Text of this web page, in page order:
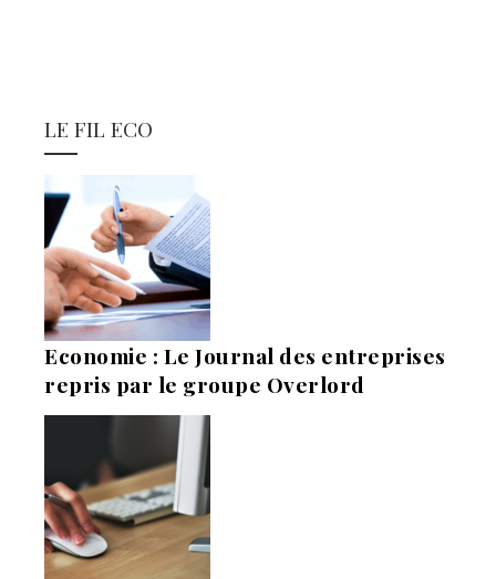
LE FIL ECO
Economie : Le Journal des entreprises
repris par le groupe Overlord